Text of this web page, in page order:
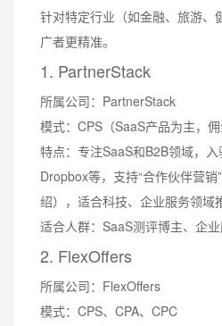
针对特定行业（如金融、旅游、
广者更精准。
1. PartnerStack
所属公司：PartnerStack
模式：CPS（SaaS产品为主，佣
特点：专注SaaS和B2B领域，入
Dropbox等，支持“合作伙伴营
绍），适合科技、企业服务领域
适合人群：SaaS测评博主、企业
2. FlexOffers
所属公司：FlexOffers
模式：CPS、CPA、CPC